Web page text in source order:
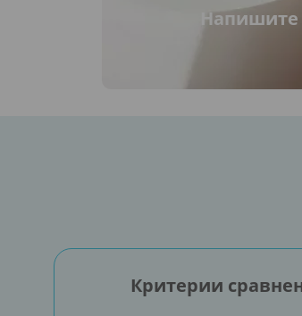
Критерии